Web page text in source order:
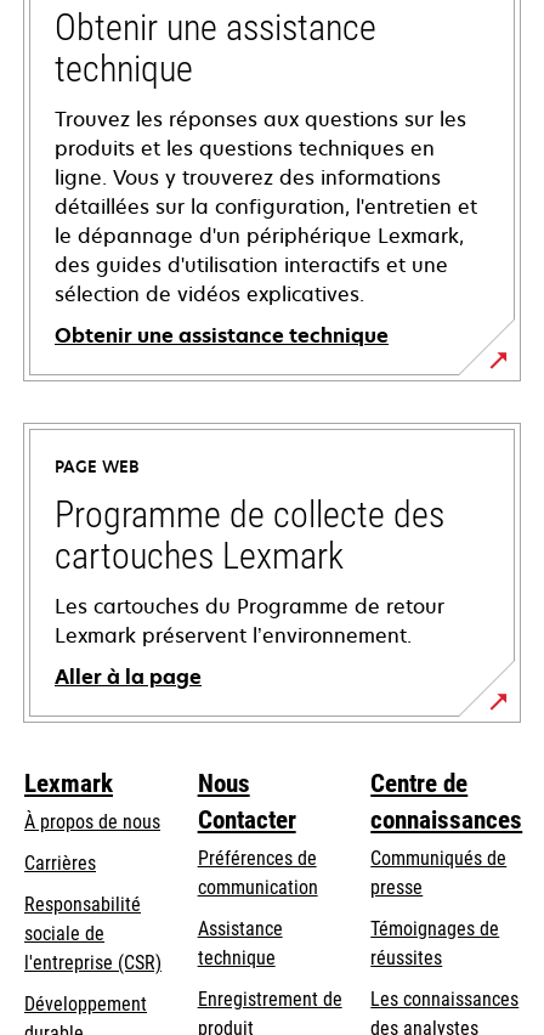
Obtenir une assistance
technique
Trouvez les réponses aux questions sur les
produits et les questions techniques en
ligne. Vous y trouverez des informations
détaillées sur la configuration, l'entretien et
le dépannage d'un périphérique Lexmark,
des guides d'utilisation interactifs et une
sélection de vidéos explicatives.
Obtenir une assistance technique
s’ouvre
dans
nouvel
onglet
PAGE WEB
Programme de collecte des
cartouches Lexmark
Les cartouches du Programme de retour
Lexmark préservent l’environnement.
Aller à la page
Lexmark
À propos de nous
Carrières
s’ouvre
dans
un
nouvel
onglet
Responsabilité
sociale de
l'entreprise (CSR) s’ouvre
Développement
Nous
Contacter
Préférences de
communication
s’ouvre
dans
un
nouvel
Assistance
techniques’ouvre
un
Enregistrement de
produit
Centre de
connaissances
Communiqués de
presse
Témoignages de
réussites
Les connaissances
des analystes